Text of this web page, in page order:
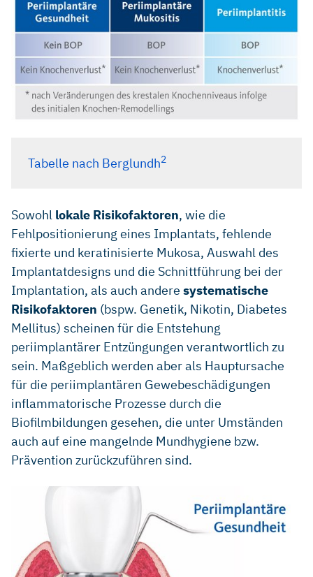
Tabelle nach Berglundh2
Sowohl lokale Risikofaktoren, wie die
Fehlpositionierung eines Implantats, fehlende
fixierte und keratinisierte Mukosa, Auswahl des
Implantatdesigns und die Schnittführung bei der
Implantation, als auch andere systematische
Risikofaktoren (bspw. Genetik, Nikotin, Diabetes
Mellitus) scheinen für die Entstehung
periimplantärer Entzüngungen verantwortlich zu
sein. Maßgeblich werden aber als Hauptursache
für die periimplantären Gewebeschädigungen
inflammatorische Prozesse durch die
Biofilmbildungen gesehen, die unter Umständen
auch auf eine mangelnde Mundhygiene bzw.
Prävention zurückzuführen sind.